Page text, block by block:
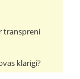
transpreni
klarigi?